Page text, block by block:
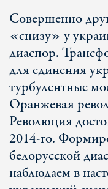
Совершенно
«снизу» у
диаспор.
для единения
турбулентные
Оранжевая
Революция
2014-го.
белорусской
наблюдаем в